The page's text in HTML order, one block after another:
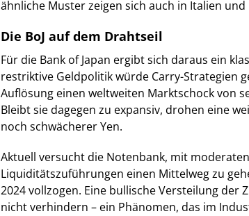
ähnliche Muster zeigen sich auch in Italien
Die BoJ auf dem Drahtseil
Für die Bank of Japan ergibt sich daraus ein
restriktive Geldpolitik würde Carry-Strategien
Auflösung einen weltweiten Marktschock von
Bleibt sie dagegen zu expansiv, drohen eine
noch schwächerer Yen.
Aktuell versucht die Notenbank, mit
Liquiditätszuführungen einen Mittelweg zu
2024 vollzogen. Eine bullische Versteilung der
nicht verhindern – ein Phänomen, das im